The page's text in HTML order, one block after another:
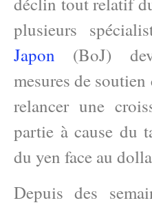
plusieurs
Japon (BoJ)
mesures de
relancer une
partie à cause du
du yen face au
Depuis des